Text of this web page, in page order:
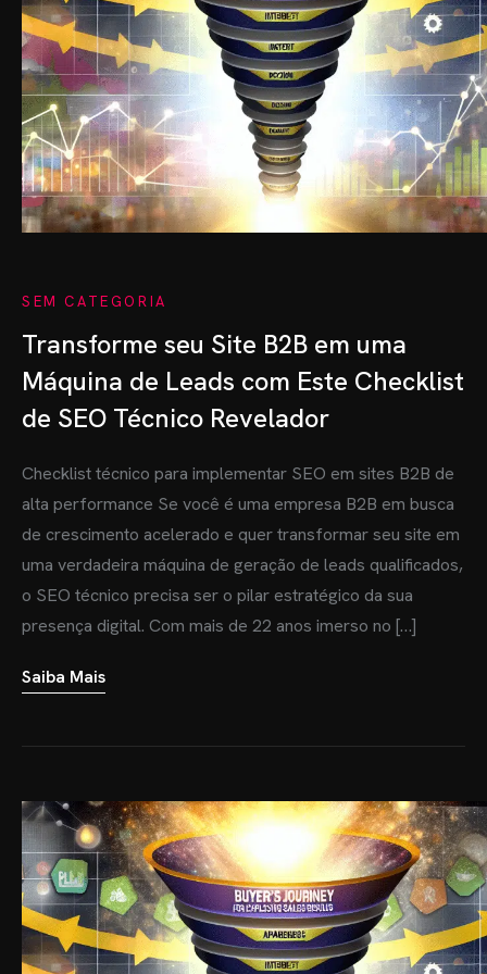
SEM CATEGORIA
Transforme seu Site B2B em uma
Máquina de Leads com Este Checklist
de SEO Técnico Revelador
Checklist técnico para implementar SEO em sites B2B de
alta performance Se você é uma empresa B2B em busca
de crescimento acelerado e quer transformar seu site em
uma verdadeira máquina de geração de leads qualificados,
o SEO técnico precisa ser o pilar estratégico da sua
presença digital. Com mais de 22 anos imerso no […]
Saiba Mais